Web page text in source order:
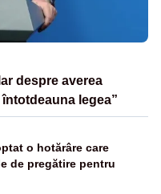
despre averea
legea”
o hotărâre care
de pregătire pentru